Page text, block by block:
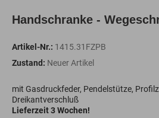
Handschranke -
Artikel-Nr.: 1415.31FZPB
Zustand: Neuer Artikel
mit Gasdruckfeder, Pendelstütze,
Dreikantverschluß
Lieferzeit 3 Wochen!